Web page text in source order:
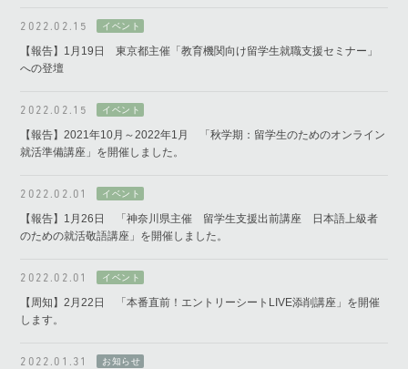
2022.02.15
【報告】1月19日 東京都主催「教育機関向け留学生就職支援セミナー」
への登壇
2022.02.15
【報告】2021年10月～2022年1月 「秋学期：留学生のためのオンライン
就活準備講座」を開催しました。
2022.02.01
【報告】1月26日 「神奈川県主催 留学生支援出前講座 日本語上級者
のための就活敬語講座」を開催しました。
2022.02.01
【周知】2月22日 「本番直前！エントリーシートLIVE添削講座」を開催
します。
2022.01.31